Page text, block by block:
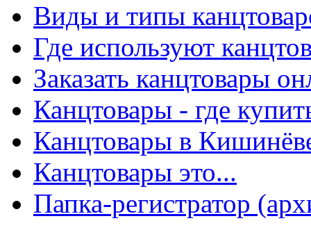
Виды и типы
Где используют
Заказать канцтовары
Канцтовары - где
Канцтовары в
Канцтовары это...
Папка-регистратор